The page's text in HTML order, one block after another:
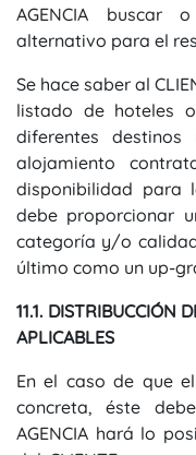
AGENCIA buscar
alternativo para el
Se hace saber al
listado de hoteles
diferentes
alojamiento
disponibilidad para
debe proporcionar
categoría y/o
último como un up-
11.1. DISTRIBUCCIÓN
APLICABLES
En el caso de que
concreta, éste
AGENCIA hará lo